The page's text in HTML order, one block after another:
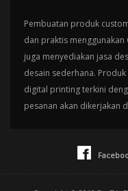
Pembuatan produk
dan praktis menggunakan
juga menyediakan jasa
desain sederhana.
digital printing terkini
pesanan akan dikerjakan